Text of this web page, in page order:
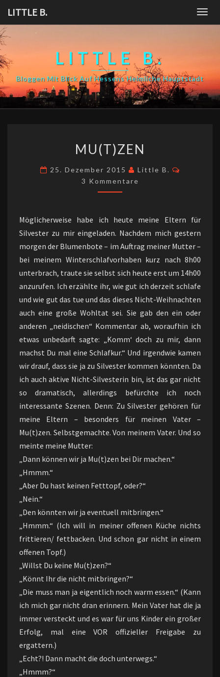
content
LITTLE B.
LITTLE B.
Bloggen Mit Blick Auf Hessens Heimliche Hauptstadt
MU(T)ZEN
25. Dezember 2015 Little B.
3 Kommentare
Möglicherweise habe ich heute meine Eltern für
Silvester zu mir eingeladen. Nachdem mich gestern
morgen der Blumenbote – im Auftrag meiner Mutter –
bei meinem Winterschlafvorhaben kurz nach 8h00
unterbrach, traute sie selbst sich heute erst um 14h00
anzurufen. Ich erzählte ihr, wie gut ich derzeit schlafe
und wie gut das tue und das dieses Nicht-Weihnachten
auch eine große Wohltat sei. Sie gab den ein oder
anderen „neidischen“ Kommentar ab, woraufhin ich
etwas unbedarft sagte: „Komm‘ doch zu mir, dann
machst Du mal eine Schlafkur.“ Und irgendwie kamen
wir drauf, dass sie ja zu Silvester kommen könnten. Da
ich auch aktive Nicht-Silvesterin bin, ist das gar nicht
so dramatisch, allerdings befürchte ich noch
interessante Szenen. Denn: Zu Silvester gehören für
meine Eltern – besonders für meinen Vater –
Mu(t)zen. Selbstgemachte. Von meinem Vater. Und so
meinte meine Mutter:
„Dann können wir ja Mu(t)zen bei Dir machen.“
„Hmmm.“
„Aber Du hast keinen Fetttopf, oder?“
„Nein.“
„Den könnten wir ja eventuell mitbringen.“
„Hmmm.“ (Ich will in meiner offenen Küche nichts
frittieren/ fettbacken. Und schon gar nicht in einem
offenen Topf.)
„Willst Du keine Mu(t)zen?“
„Könnt Ihr die nicht mitbringen?“
„Die muss man ja eigentlich noch warm essen.“ (Kann
ich mich gar nicht dran erinnern. Mein Vater hat die ja
immer versteckt und es war für uns Kinder ein großer
Erfolg, mal eine VOR offizieller Freigabe zu
ergattern.)
„Echt?! Dann macht die doch unterwegs.“
„Hmmm?“